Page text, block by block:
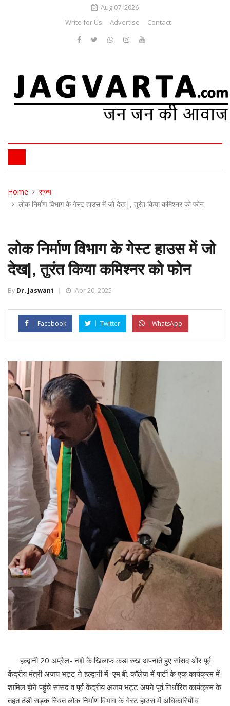
Aug 07, 2026
Write for Us
Advertise Contact
Home
राज्य
लोक निर्माण विभाग के गेस्ट हाउस में जो देख|, तुरंत किया कमिश्नर को फोन
लोक निर्माण विभाग के गेस्ट हाउस में जो
देख|, तुरंत किया कमिश्नर को फोन
By Dr. Jaswant Apr 20, 2025
Facebook Twitter WhatsApp
हल्द्वानी 20 अप्रैल- नशे के खिलाफ कड़ा रुख अपनाते हुए सांसद और पूर्व
केंद्रीय मंत्री अजय भट्ट ने हल्द्वानी में एम.बी. कॉलेज में पार्टी के एक कार्यक्रम में
शामिल होने पहुंचे सांसद व पूर्व केंद्रीय अजय भट्ट अपने पूर्व निर्धारित कार्यक्रम के
तहत ठंडी सड़क स्थित लोक निर्माण विभाग के गेस्ट हाउस में अधिकारियों व